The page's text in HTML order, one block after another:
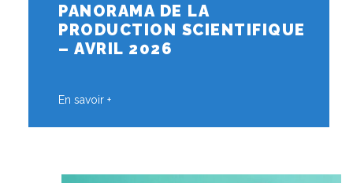
PANORAMA DE LA
PRODUCTION SCIENTIFIQUE
– AVRIL 2026
En savoir +